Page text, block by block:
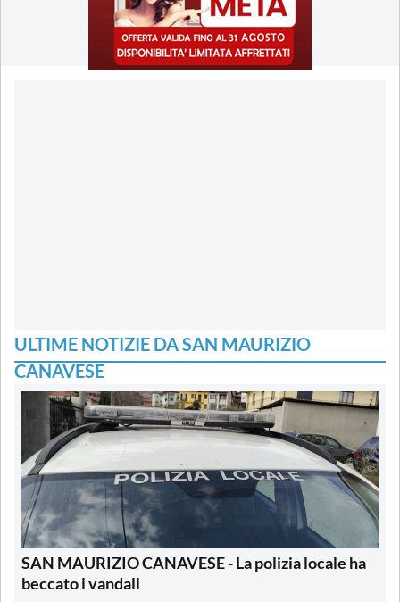
ULTIME NOTIZIE DA SAN MAURIZIO
CANAVESE
SAN MAURIZIO CANAVESE - La polizia locale ha
beccato i vandali